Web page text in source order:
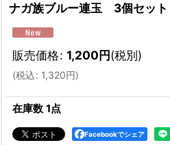
ナガ族ブルー連玉 3個セット
販売価格: 1,200円(税別)
(税込: 1,320円)
在庫数 1点
Facebookでシェア